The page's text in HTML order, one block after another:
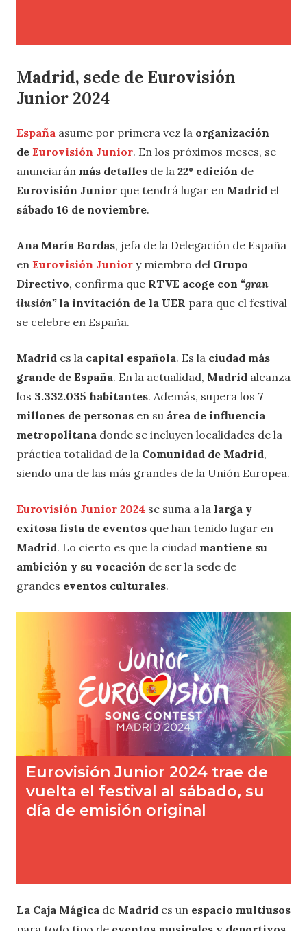
Madrid, sede de Eurovisión
Junior 2024
España asume por primera vez la organización
de Eurovisión Junior. En los próximos meses, se
anunciarán más detalles de la 22º edición de
Eurovisión Junior que tendrá lugar en Madrid el
sábado 16 de noviembre.
Ana María Bordas, jefa de la Delegación de España
en Eurovisión Junior y miembro del Grupo
Directivo, confirma que RTVE acoge con “gran
ilusión”la invitación de la UER para que el festival
se celebre en España.
Madrid es la capital española. Es la ciudad más
grande de España. En la actualidad, Madrid alcanza
los 3.332.035 habitantes. Además, supera los 7
millones de personas en su área de influencia
metropolitana donde se incluyen localidades de la
práctica totalidad de la Comunidad de Madrid,
siendo una de las más grandes de la Unión Europea.
Eurovisión Junior 2024 se suma a la larga y
exitosa lista de eventos que han tenido lugar en
Madrid. Lo cierto es que la ciudad mantiene su
ambición y su vocación de ser la sede de
grandes eventos culturales.
La Caja Mágica de Madrid es un espacio multiusos